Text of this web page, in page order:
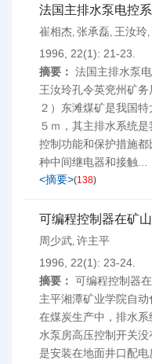
法国主排水泵电控
崔相杰, 张承磊, 王汝玲,
1996, 22(1): 21-23.
摘要： 法国主排水泵
王汝玲孔令英兖州矿务
２）东滩煤矿是我国
５ｍ，其主排水系统
控制功能和保护措施
种中间继电器和接触...
<摘要>(138)
可编程控制器在矿
周少武, 许主平
1996, 22(1): 23-24.
摘要： 可编程控制器
主平湘潭矿业学院自动
在煤炭生产中，排水
水泵房高压控制开关
是安装在地面井口配